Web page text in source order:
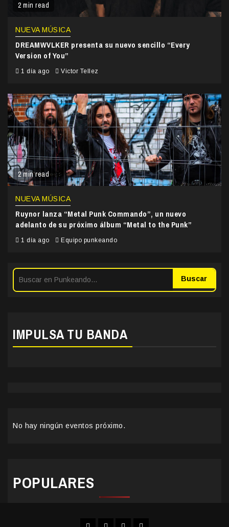
2 min read
NUEVA MÚSICA
DREAMWVLKER presenta su nuevo sencillo “Every
Version of You”
1 día ago Victor Tellez
2 min read
NUEVA MÚSICA
Ruynor lanza “Metal Punk Commando”, un nuevo
adelanto de su próximo álbum “Metal to the Punk”
1 día ago Equipo punkeando
Buscar
IMPULSA TU BANDA
No hay ningún eventos próximo.
POPULARES